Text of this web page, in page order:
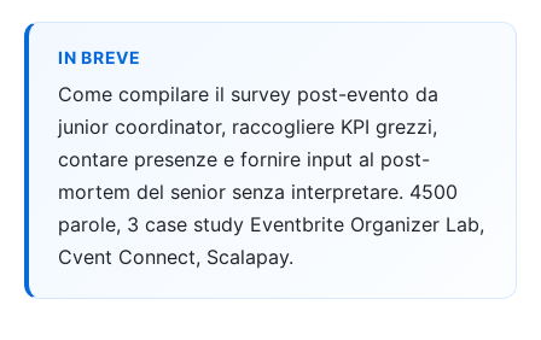
IN BREVE
Come compilare il survey post-evento da
junior coordinator, raccogliere KPI grezzi,
contare presenze e fornire input al post-
mortem del senior senza interpretare. 4500
parole, 3 case study Eventbrite Organizer Lab,
Cvent Connect, Scalapay.